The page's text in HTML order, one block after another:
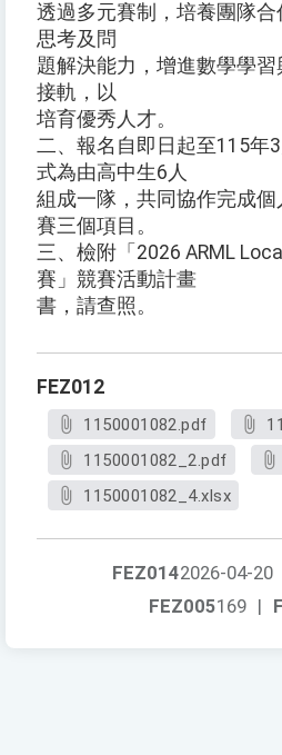
透過多元賽制，培養團隊
思考及問
題解決能力，增進數學學
接軌，以
培育優秀人才。
二、報名自即日起至115年
式為由高中生6人
組成一隊，共同協作完成
賽三個項目。
三、檢附「2026 ARML
賽」競賽活動計畫
書，請查照。
FEZ012
1150001082.pdf
1150001082_2.pdf
1150001082_4.xlsx
FEZ0142026-04-20
FEZ005169 |